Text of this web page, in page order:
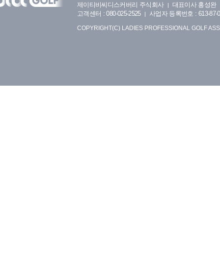
제이티비씨디스커버리 주식회사
대표이사 홍성완
고객센터 : 080-025-2525
사업자 등록번호 : 613-87-
COPYRIGHT(C) LADIES PROFESSIONAL GOLF